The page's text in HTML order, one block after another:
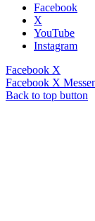
Facebook
X
YouTube
Instagram
Facebook X
Facebook X
Back to top button